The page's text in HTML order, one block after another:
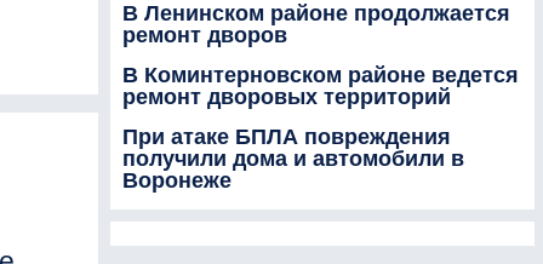
В Ленинском районе продолжается
ремонт дворов
В Коминтерновском районе ведется
ремонт дворовых территорий
При атаке БПЛА повреждения
получили дома и автомобили в
Воронеже